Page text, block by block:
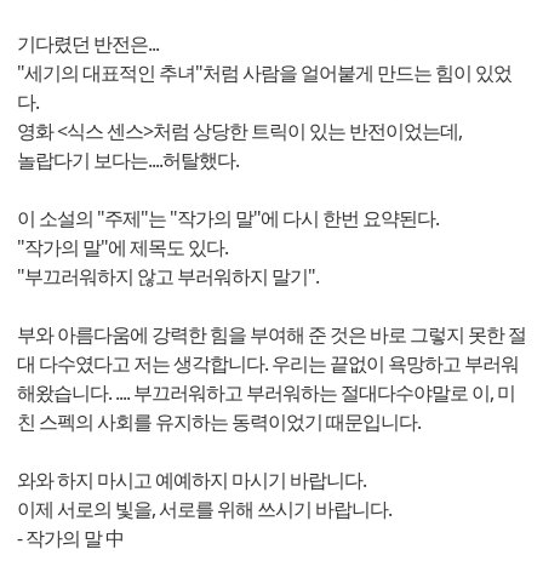
기다렸던 반전은...
"세기의 대표적인 추녀"처럼 사람을 얼어붙게 만드는 힘이 있었
다.
영화 <식스 센스>처럼 상당한 트릭이 있는 반전이었는데,
놀랍다기 보다는....허탈했다.
이 소설의 "주제"는 "작가의 말"에 다시 한번 요약된다.
"작가의 말"에 제목도 있다.
"부끄러워하지 않고 부러워하지 말기".
부와 아름다움에 강력한 힘을 부여해 준 것은 바로 그렇지 못한 절
대 다수였다고 저는 생각합니다. 우리는 끝없이 욕망하고 부러워
해왔습니다. .... 부끄러워하고 부러워하는 절대다수야말로 이, 미
친 스펙의 사회를 유지하는 동력이었기 때문입니다.
와와 하지 마시고 예예하지 마시기 바랍니다.
이제 서로의 빛을, 서로를 위해 쓰시기 바랍니다.
- 작가의 말 中